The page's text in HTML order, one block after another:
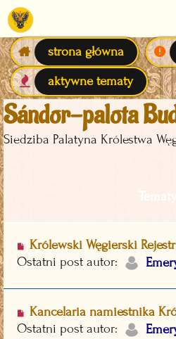
strona główna
aktywne tematy
Sándor-palota
Siedziba Palatyna Królestwa
Tematy
Królewski Węgierski
Ostatni post autor:
Kancelaria namiestnika
Ostatni post autor: